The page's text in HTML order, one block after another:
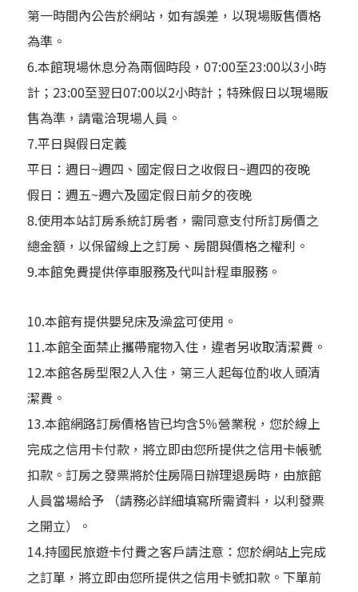
第一時間內公告於網站，如有誤差，以現場販售價格
為準。
6.本館現場休息分為兩個時段，07:00至23:00以3小時
計；23:00至翌日07:00以2小時計；特殊假日以現場販
售為準，請電洽現場人員。
7.平日與假日定義
平日：週日~週四、國定假日之收假日~週四的夜晚
假日：週五~週六及國定假日前夕的夜晚
8.使用本站訂房系統訂房者，需同意支付所訂房價之
總金額，以保留線上之訂房、房間與價格之權利。
9.本館免費提供停車服務及代叫計程車服務。
10.本館有提供嬰兒床及澡盆可使用。
11.本館全面禁止攜帶寵物入住，違者另收取清潔費。
12.本館各房型限2人入住，第三人起每位酌收人頭清
潔費。
13.本館網路訂房價格皆已均含5％營業稅，您於線上
完成之信用卡付款，將立即由您所提供之信用卡帳號
扣款。訂房之發票將於住房隔日辦理退房時，由旅館
人員當場給予 （請務必詳細填寫所需資料，以利發票
之開立）。
14.持國民旅遊卡付費之客戶請注意：您於網站上完成
之訂單，將立即由您所提供之信用卡號扣款。下單前